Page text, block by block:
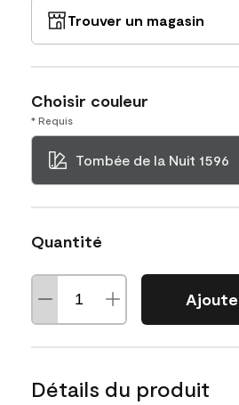
Trouver un magasin
Choisir couleur
* Requis
Tombée de la Nuit 1596
Quantité
Détails du produit